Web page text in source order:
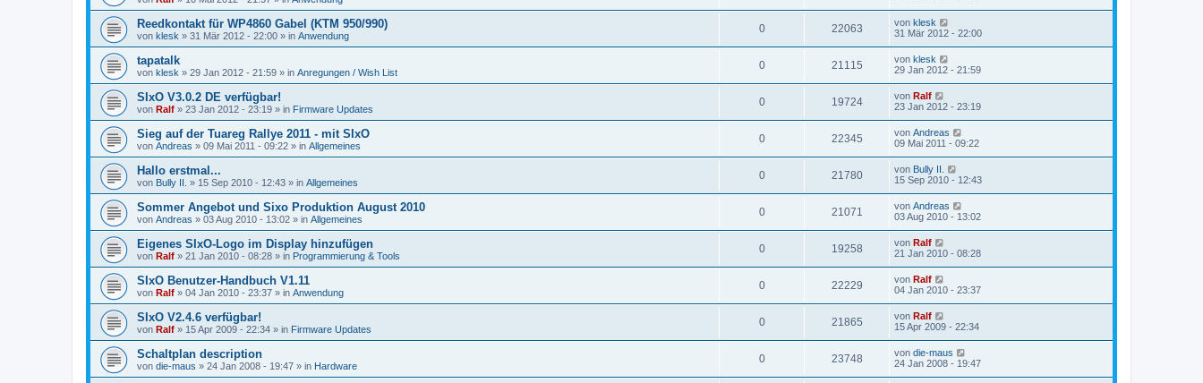
Reedkontakt für WP4860 Gabel (KTM 950/990)
von klesk » 31 Mär 2012 - 22:00 » in Anwendung
0 22063 von klesk
31 Mär 2012 - 22:00
tapatalk
von klesk » 29 Jan 2012 - 21:59 » in Anregungen / Wish List
0 21115 von klesk
29 Jan 2012 - 21:59
SIxO V3.0.2 DE verfügbar!
von Ralf » 23 Jan 2012 - 23:19 » in Firmware Updates
0 19724 von Ralf
23 Jan 2012 - 23:19
Sieg auf der Tuareg Rallye 2011 - mit SIxO
von Andreas » 09 Mai 2011 - 09:22 » in Allgemeines
0 22345 von Andreas
09 Mai 2011 - 09:22
Hallo erstmal...
von Bully II. » 15 Sep 2010 - 12:43 » in Allgemeines
0 21780 von Bully II.
15 Sep 2010 - 12:43
Sommer Angebot und Sixo Produktion August 2010
von Andreas » 03 Aug 2010 - 13:02 » in Allgemeines
0 21071 von Andreas
03 Aug 2010 - 13:02
Eigenes SIxO-Logo im Display hinzufügen
von Ralf » 21 Jan 2010 - 08:28 » in Programmierung & Tools
0 19258 von Ralf
21 Jan 2010 - 08:28
SIxO Benutzer-Handbuch V1.11
von Ralf » 04 Jan 2010 - 23:37 » in Anwendung
0 22229 von Ralf
04 Jan 2010 - 23:37
SIxO V2.4.6 verfügbar!
von Ralf » 15 Apr 2009 - 22:34 » in Firmware Updates
0 21865 von Ralf
15 Apr 2009 - 22:34
Schaltplan description
von die-maus » 24 Jan 2008 - 19:47 » in Hardware
0 23748 von die-maus
24 Jan 2008 - 19:47